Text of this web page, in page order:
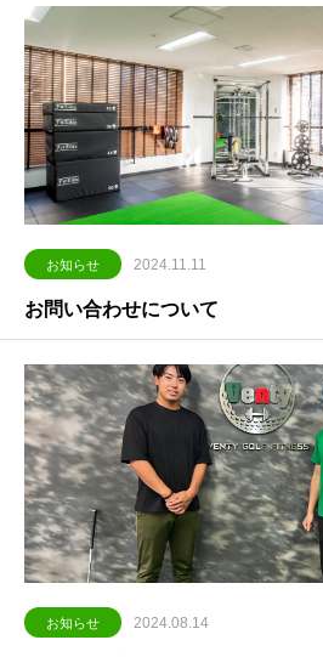
お知らせ 2024.11.11
お問い合わせについて
お知らせ 2024.08.14